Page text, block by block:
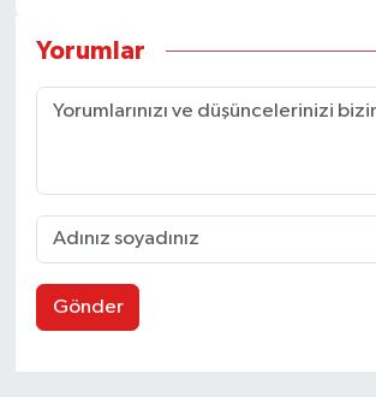
Yorumlar
Gönder